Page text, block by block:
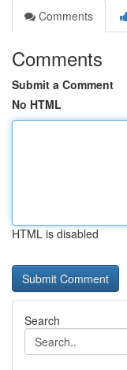
Comments
Comments
Submit a Comment
No HTML
HTML is disabled
Search